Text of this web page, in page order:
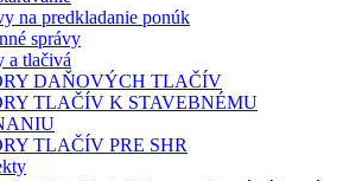
na predkladanie ponúk
správy
a tlačivá
DAŇOVÝCH TLAČÍV
TLAČÍV K STAVEBNÉMU
TLAČÍV PRE SHR